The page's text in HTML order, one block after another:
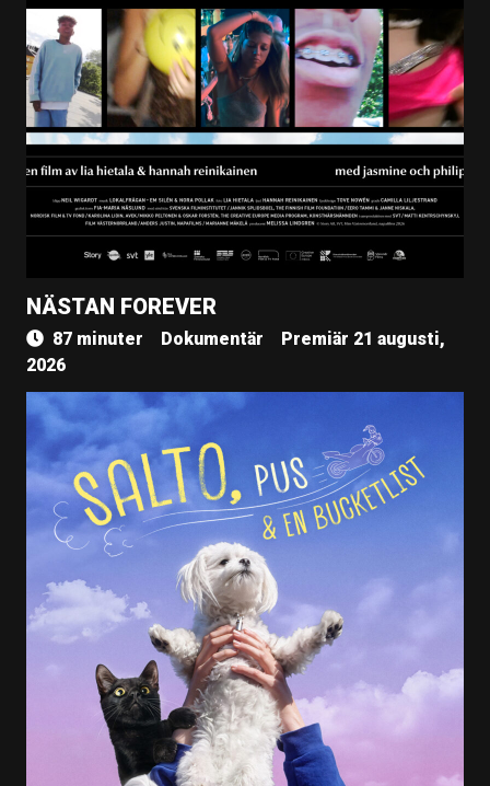
NÄSTAN FOREVER
87 minuter Dokumentär
Premiär 21 augusti,
2026